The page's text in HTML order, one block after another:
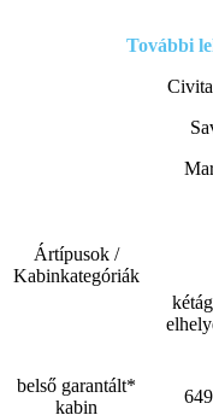
További
Ártípusok /
Kabinkategóriák
belső garantált*
kabin